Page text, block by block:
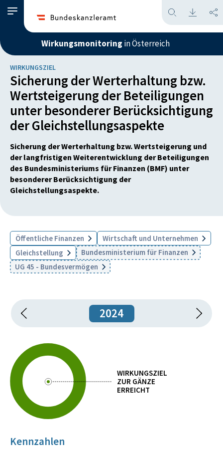
Wirkungsmonitoring in Österreich
WIRKUNGSZIEL
Sicherung der Werterhaltung bzw.
Wertsteigerung der Beteiligungen
unter besonderer Berücksichtigung
der Gleichstellungsaspekte
Sicherung der Werterhaltung bzw. Wertsteigerung und
der langfristigen Weiterentwicklung der Beteiligungen
des Bundesministeriums für Finanzen (BMF) unter
besonderer Berücksichtigung der
Gleichstellungsaspekte.
Öffentliche Finanzen
Wirtschaft und Unternehmen
Gleichstellung
Bundesministerium für Finanzen
UG 45 - Bundesvermögen
2024
WIRKUNGSZIEL
ZUR GÄNZE
ERREICHT
Kennzahlen